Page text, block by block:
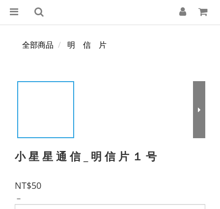
全部商品 明 信 片
小 星 星 通 信 _ 明 信 片 １ 号
NT$50
－